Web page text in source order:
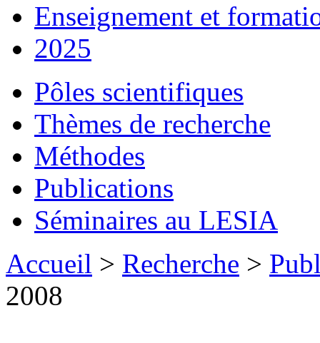
Enseignement et
2025
Pôles scientifiques
Thèmes de recherche
Méthodes
Publications
Séminaires au LESIA
Accueil > Recherche >
2008